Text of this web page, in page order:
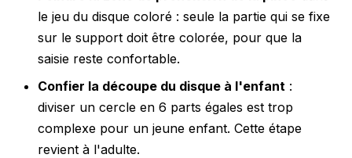
le jeu du disque coloré : seule la partie qui se fixe
sur le support doit être colorée, pour que la
saisie reste confortable.
Confier la découpe du disque à l'enfant :
diviser un cercle en 6 parts égales est trop
complexe pour un jeune enfant. Cette étape
revient à l'adulte.